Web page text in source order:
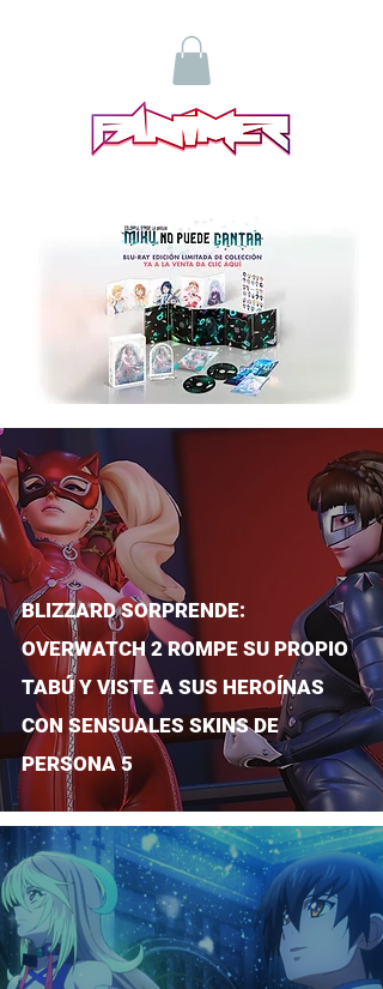
BLIZZARD SORPRENDE:
OVERWATCH 2 ROMPE SU PROPIO
TABÚ Y VISTE A SUS HEROÍNAS
CON SENSUALES SKINS DE
PERSONA 5